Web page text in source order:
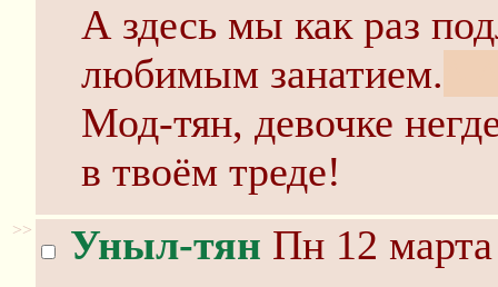
А здесь мы как раз
любимым занатием.
Мод-тян, девочке
в твоём треде!
>> Уныл-тян Пн 12